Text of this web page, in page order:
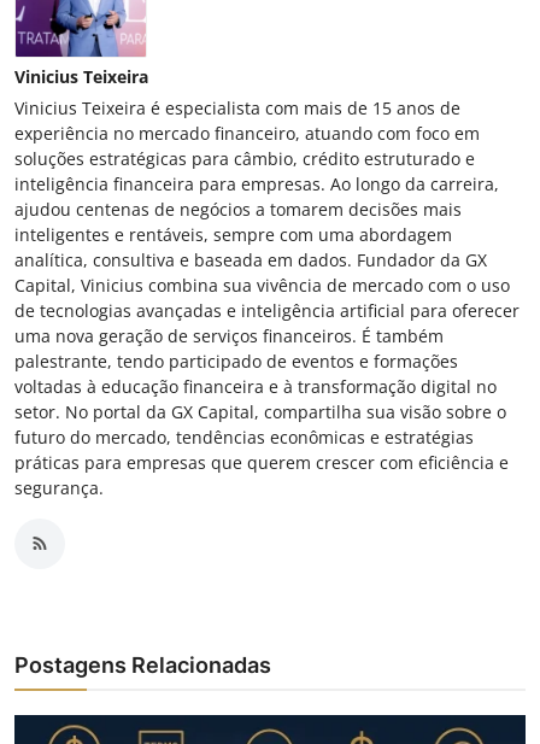
Vinicius Teixeira
Vinicius Teixeira é especialista com mais de 15 anos de
experiência no mercado financeiro, atuando com foco em
soluções estratégicas para câmbio, crédito estruturado e
inteligência financeira para empresas. Ao longo da carreira,
ajudou centenas de negócios a tomarem decisões mais
inteligentes e rentáveis, sempre com uma abordagem
analítica, consultiva e baseada em dados. Fundador da GX
Capital, Vinicius combina sua vivência de mercado com o uso
de tecnologias avançadas e inteligência artificial para oferecer
uma nova geração de serviços financeiros. É também
palestrante, tendo participado de eventos e formações
voltadas à educação financeira e à transformação digital no
setor. No portal da GX Capital, compartilha sua visão sobre o
futuro do mercado, tendências econômicas e estratégias
práticas para empresas que querem crescer com eficiência e
segurança.
Postagens Relacionadas